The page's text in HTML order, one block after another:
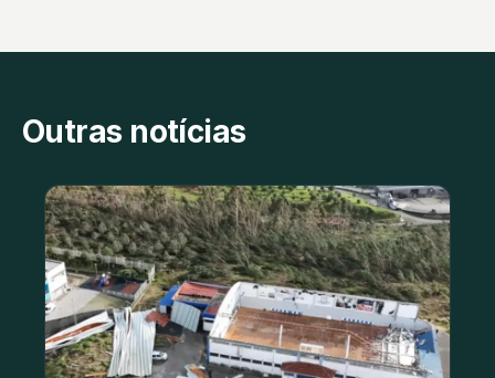
Outras notícias